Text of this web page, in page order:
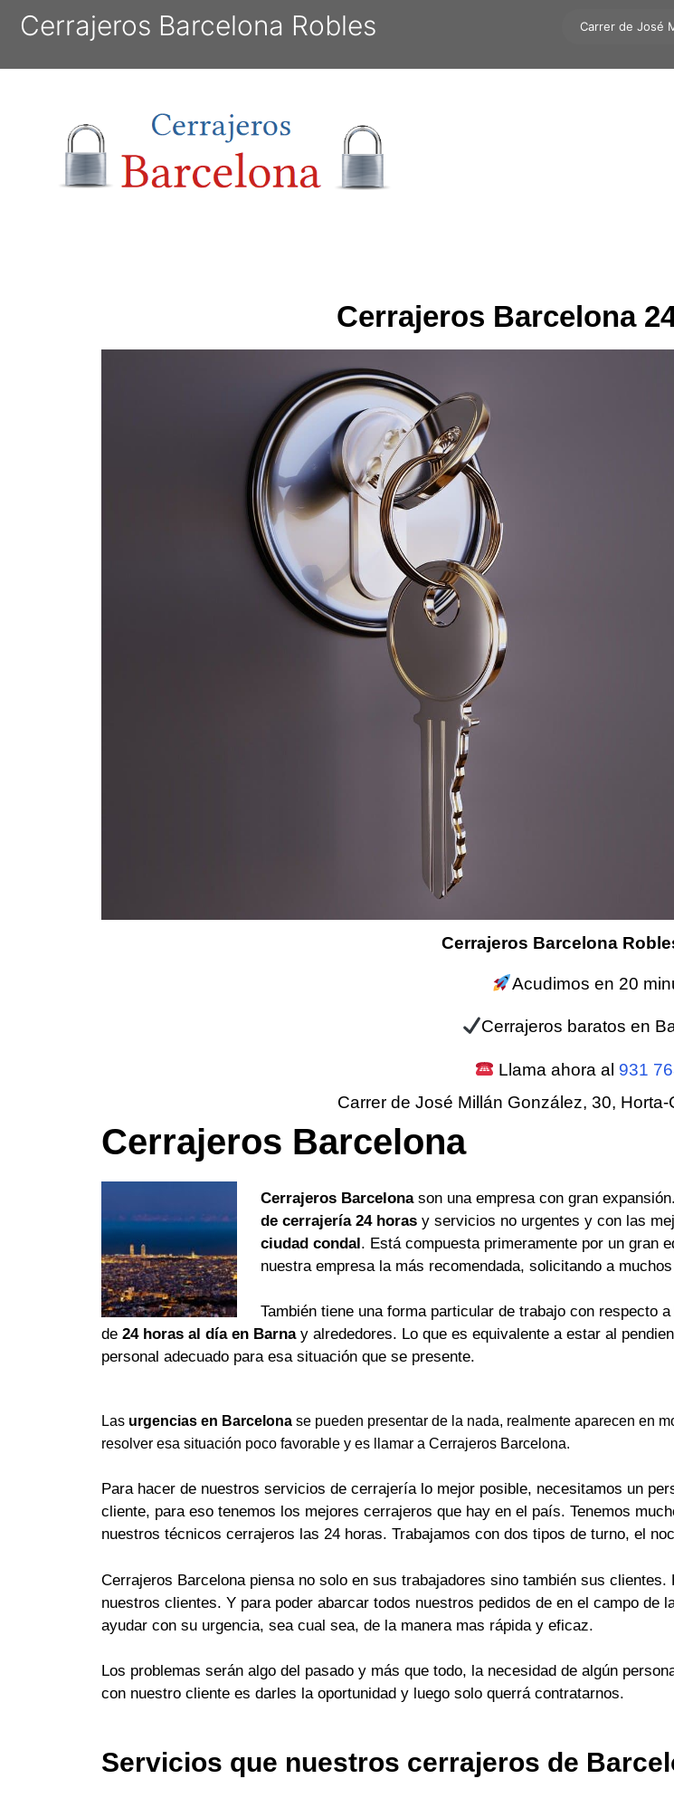
Carrer de José
Cerrajeros Barcelona Robles
Cerrajeros Barcelona
Cerrajeros Barcelona
Acudimos en 20
Cerrajeros baratos en
Llama ahora al 931
Carrer de José Millán González, 30,
Cerrajeros Barcelona
Cerrajeros Barcelonason una empresa con gran
de cerrajería 24 horasy servicios no urgentes y con las
ciudad condal. Está compuesta primeramente por un gran
nuestra empresa la más recomendada, solicitando a
También tiene una forma particular de trabajo con respecto
de 24 horas al día en Barnay alrededores. Lo que es equivalente a estar al
personal adecuado para esa situación que se presente.
Las urgencias en Barcelona se pueden presentar de la nada, realmente aparecen en
resolver esa situación poco favorable y es llamar a Cerrajeros Barcelona.
Para hacer de nuestros servicios de cerrajería lo mejor posible, necesitamos un
cliente, para eso tenemos los mejores cerrajeros que hay en el país. Tenemos
nuestros técnicos cerrajeros las 24 horas. Trabajamos con dos tipos de turno, el
Cerrajeros Barcelona piensa no solo en sus trabajadores sino también sus
nuestros clientes. Y para poder abarcar todos nuestros pedidos de en el campo de
ayudar con su urgencia, sea cual sea, de la manera mas rápida y eficaz.
Los problemas serán algo del pasado y más que todo, la necesidad de algún
con nuestro cliente es darles la oportunidad y luego solo querrá contratarnos.
Servicios que nuestros cerrajeros de